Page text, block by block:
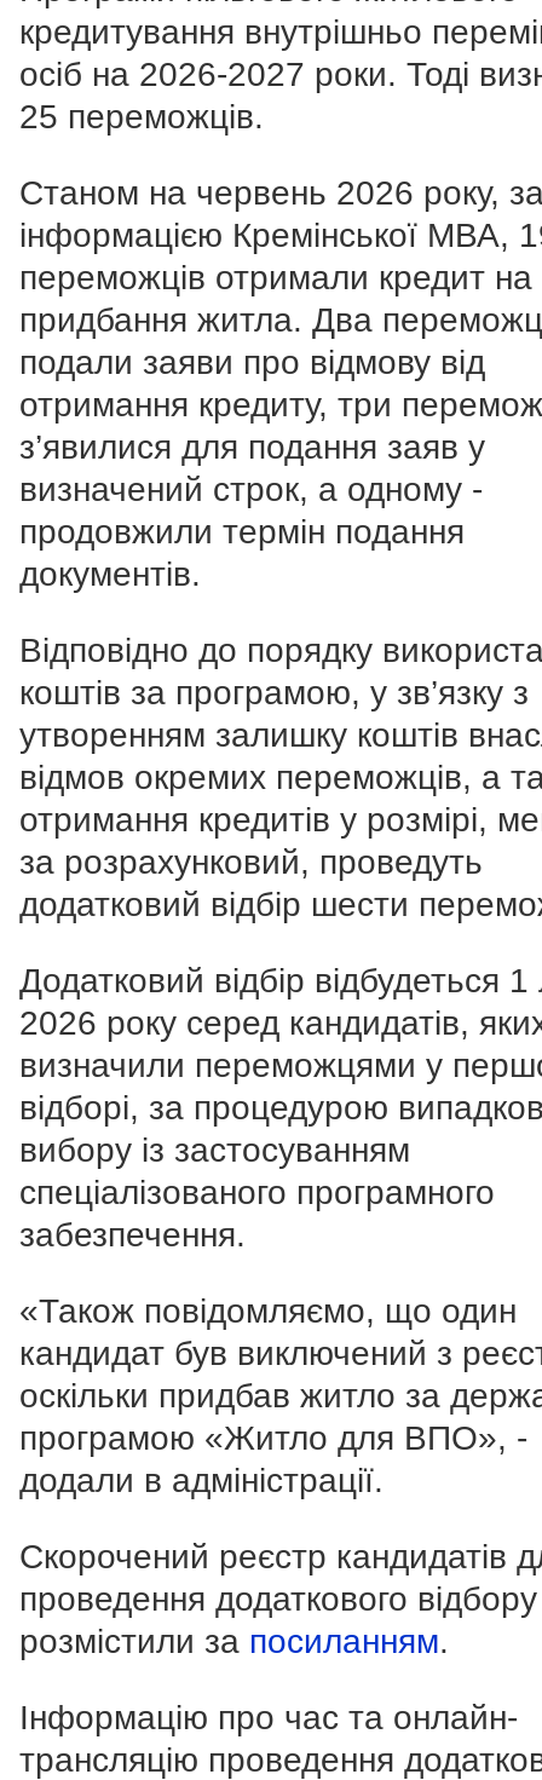
кредитування внутрішньо
осіб на 2026-2027 роки. Тоді
25 переможців.
Станом на червень 2026 року,
інформацією Кремінської МВА,
переможців отримали кредит на
придбання житла. Два
подали заяви про відмову від
отримання кредиту, три
з’явилися для подання заяв у
визначений строк, а одному -
продовжили термін подання
документів.
Відповідно до порядку
коштів за програмою, у зв’язку з
утворенням залишку коштів
відмов окремих переможців, а
отримання кредитів у розмірі,
за розрахунковий, проведуть
додатковий відбір шести
Додатковий відбір відбудеться
2026 року серед кандидатів,
визначили переможцями у
відборі, за процедурою
вибору із застосуванням
спеціалізованого програмного
забезпечення.
«Також повідомляємо, що один
кандидат був виключений з
оскільки придбав житло за
програмою «Житло для ВПО», -
додали в адміністрації.
Скорочений реєстр кандидатів
проведення додаткового відбору
розмістили за посиланням.
Інформацію про час та онлайн-
трансляцію проведення